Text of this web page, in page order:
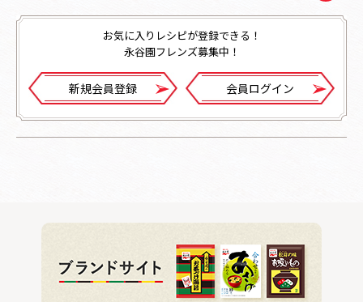
お気に入りレシピが登録できる！
永谷園フレンズ募集中！
新規会員登録 会員ログイン